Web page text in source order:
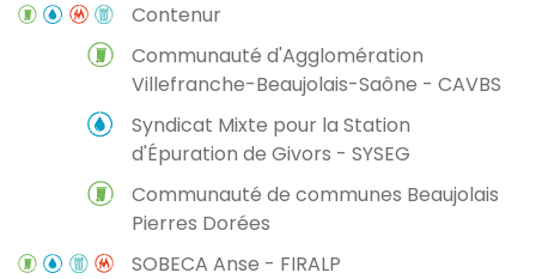
Contenur
Communauté d'Agglomération
Villefranche-Beaujolais-Saône - CAVBS
Syndicat Mixte pour la Station
d'Épuration de Givors - SYSEG
Communauté de communes Beaujolais
Pierres Dorées
SOBECA Anse - FIRALP